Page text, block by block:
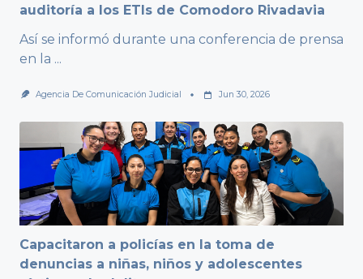
auditoría a los ETIs de Comodoro Rivadavia
Así se informó durante una conferencia de prensa
en la ...
Agencia De Comunicación Judicial Jun 30, 2026
Capacitaron a policías en la toma de
denuncias a niñas, niños y adolescentes